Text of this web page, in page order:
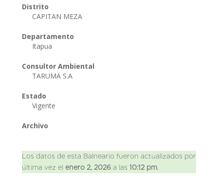
Distrito
CAPITAN MEZA
Departamento
Itapua
Consultor Ambiental
TARUMA S.A
Estado
Vigente
Archivo
Los datos de esta Balneario fueron actualizados por
última vez el enero 2, 2026a las 10:12 pm.